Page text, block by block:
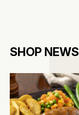
SHOP NEWS